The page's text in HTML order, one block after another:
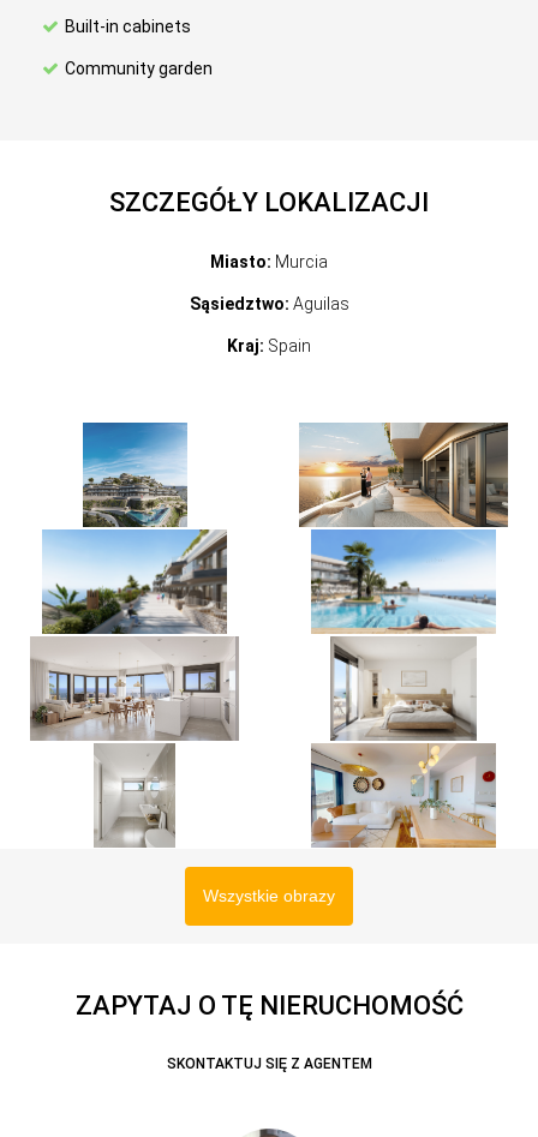
Built-in cabinets
Community garden
SZCZEGÓŁY LOKALIZACJI
Miasto: Murcia
Sąsiedztwo: Aguilas
Kraj: Spain
Wszystkie obrazy
ZAPYTAJ O TĘ NIERUCHOMOŚĆ
SKONTAKTUJ SIĘ Z AGENTEM